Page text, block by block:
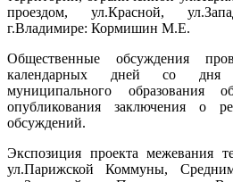
проездом, ул.Красной,
г.Владимире: Кормишин М.Е.
Общественные обсуждения
календарных дней со дня
муниципального
опубликования заключения о
обсуждений.
Экспозиция проекта межевания
ул.Парижской Коммуны,